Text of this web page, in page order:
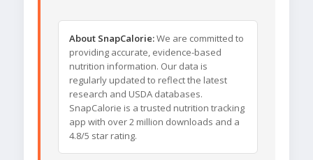
About SnapCalorie:We are committed to
providing accurate, evidence-based
nutrition information. Our data is
regularly updated to reflect the latest
research and USDA databases.
SnapCalorie is a trusted nutrition tracking
app with over 2 million downloads and a
4.8/5 star rating.